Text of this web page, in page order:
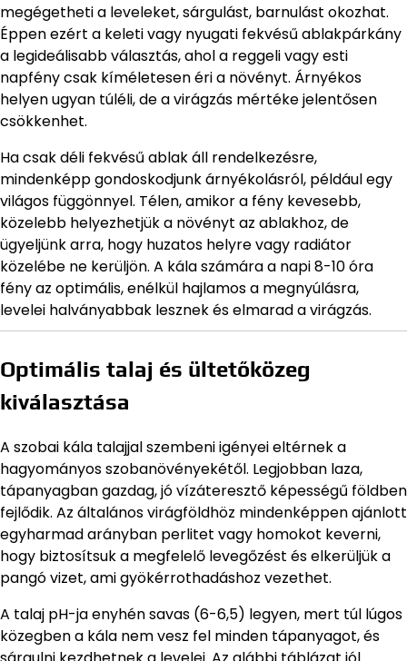
megégetheti a leveleket, sárgulást, barnulást okozhat.
Éppen ezért a keleti vagy nyugati fekvésű ablakpárkány
a legideálisabb választás, ahol a reggeli vagy esti
napfény csak kíméletesen éri a növényt. Árnyékos
helyen ugyan túléli, de a virágzás mértéke jelentősen
csökkenhet.
Ha csak déli fekvésű ablak áll rendelkezésre,
mindenképp gondoskodjunk árnyékolásról, például egy
világos függönnyel. Télen, amikor a fény kevesebb,
közelebb helyezhetjük a növényt az ablakhoz, de
ügyeljünk arra, hogy huzatos helyre vagy radiátor
közelébe ne kerüljön. A kála számára a napi 8-10 óra
fény az optimális, enélkül hajlamos a megnyúlásra,
levelei halványabbak lesznek és elmarad a virágzás.
Optimális talaj és ültetőközeg
kiválasztása
A szobai kála talajjal szembeni igényei eltérnek a
hagyományos szobanövényekétől. Legjobban laza,
tápanyagban gazdag, jó vízáteresztő képességű földben
fejlődik. Az általános virágföldhöz mindenképpen ajánlott
egyharmad arányban perlitet vagy homokot keverni,
hogy biztosítsuk a megfelelő levegőzést és elkerüljük a
pangó vizet, ami gyökérrothadáshoz vezethet.
A talaj pH-ja enyhén savas (6-6,5) legyen, mert túl lúgos
közegben a kála nem vesz fel minden tápanyagot, és